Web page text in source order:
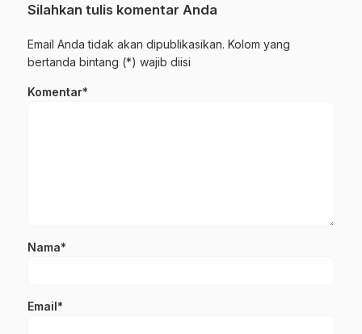
Silahkan tulis komentar Anda
Email Anda tidak akan dipublikasikan. Kolom yang
bertanda bintang (*) wajib diisi
Komentar*
Nama*
Email*